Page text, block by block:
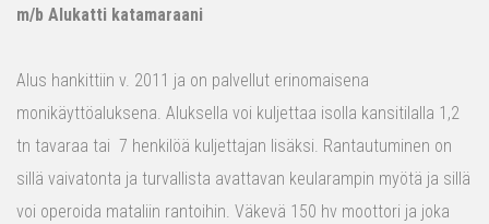
m/b Alukatti katamaraani
Alus hankittiin v. 2011 ja on palvellut erinomaisena
monikäyttöaluksena. Aluksella voi kuljettaa isolla kansitilalla 1,2
tn tavaraa tai 7 henkilöä kuljettajan lisäksi. Rantautuminen on
sillä vaivatonta ja turvallista avattavan keularampin myötä ja sillä
voi operoida mataliin rantoihin. Väkevä 150 hv moottori ja joka